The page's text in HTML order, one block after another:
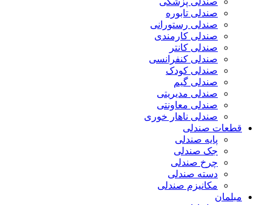
صندلی تابوره
صندلی رستورانی
صندلی کارمندی
صندلی کانتر
صندلی کنفرانسی
صندلی کودک
صندلی گیم
صندلی مدیریتی
صندلی معاونتی
صندلی ناهار خوری
قطعات صندلی
پایه صندلی
جک صندلی
چرخ صندلی
دسته صندلی
مکانیزم صندلی
مبلمان